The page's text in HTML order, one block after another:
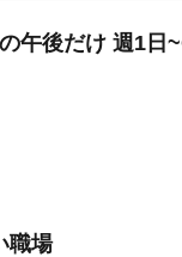
午後だけ 週1日
職場